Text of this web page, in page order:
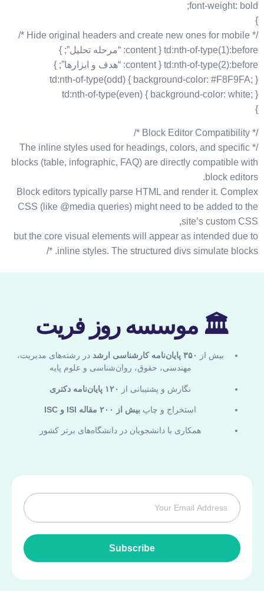
font-weight: bold;
}
/* Hide original headers and create new ones for mobile */
td:nth-of-type(1):before { content: “مرحله تحلیل”; }
td:nth-of-type(2):before { content: “هدف و ابزارها”; }
td:nth-of-type(odd) { background-color: #F8F9FA; }
td:nth-of-type(even) { background-color: white; }
}
/* Block Editor Compatibility */
/* The inline styles used for headings, colors, and specific
blocks (table, infographic, FAQ) are directly compatible with
block editors.
Block editors typically parse HTML and render it. Complex
CSS (like @media queries) might need to be added to the
site’s custom CSS,
but the core visual elements will appear as intended due to
inline styles. The structured divs simulate blocks. */
🏛 موسسه روز فریت
بیش از ۳۵۰ پایان‌نامه کارشناسی ارشد
در رشته‌های مدیریت،
مهندسی، حقوق، روان‌شناسی و علوم پایه
نگارش و پشتیبانی از ۱۲۰ پایان‌نامه دکتری
استخراج و چاپ بیش از ۲۰۰ مقاله ISI و ISC
همکاری با دانشجویان در دانشگاه‌های برتر کشور
Subscribe